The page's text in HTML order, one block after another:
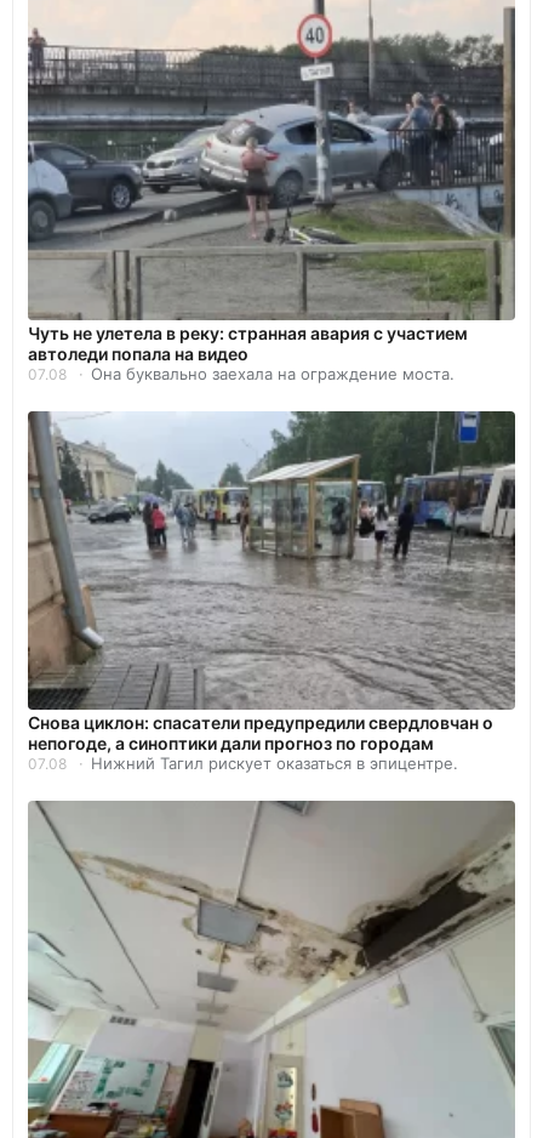
Чуть не улетела в реку: странная авария с участием
автоледи попала на видео
07.08 Она буквально заехала на ограждение моста.
Снова циклон: спасатели предупредили свердловчан о
непогоде, а синоптики дали прогноз по городам
07.08 Нижний Тагил рискует оказаться в эпицентре.